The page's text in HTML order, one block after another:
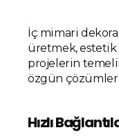
İç mimari
üretmek,
projelerin
özgün
Hızlı